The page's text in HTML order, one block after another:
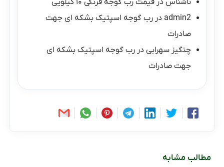
ناشناس درقیمت رب گوجه فرنگی ۱۰ کیلویی
admin2 دررب گوجه اسپتیک بشکه ای جهت
صادرات
چنگیز سهرابی دررب گوجه اسپتیک بشکه ای
جهت صادرات
مطالب مشابه